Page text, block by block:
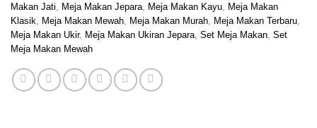
Makan Jati
Meja Makan Jepara Meja Makan Kayu Meja Makan
Klasik
Meja Makan Mewah Meja Makan Murah Meja Makan Terbaru
Meja Makan Ukir, Meja Makan Ukiran Jepara Set Meja Makan Set
Meja Makan Mewah